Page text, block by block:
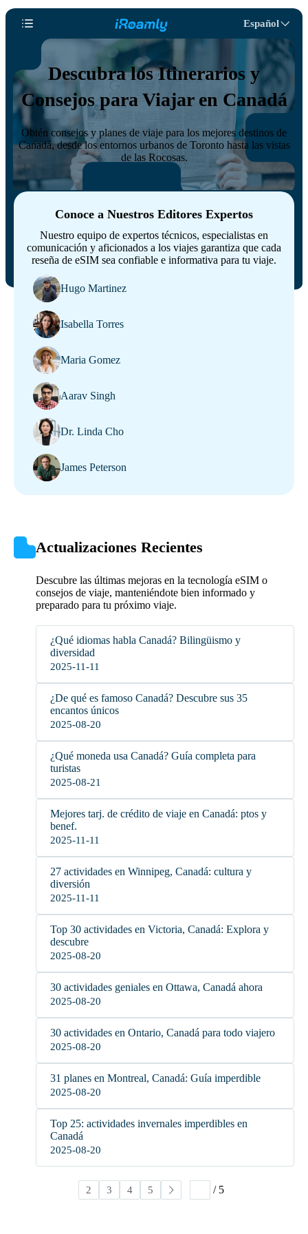
Español
Descubra los Itinerarios y
Consejos para Viajar en Canadá
Obtén consejos y planes de viaje para los mejores destinos de
Canadá, desde los entornos urbanos de Toronto hasta las vistas
de las Rocosas.
Conoce a Nuestros Editores Expertos
Nuestro equipo de expertos técnicos, especialistas en
comunicación y aficionados a los viajes garantiza que cada
reseña de eSIM sea confiable e informativa para tu viaje.
Hugo Martinez
Isabella Torres
Maria Gomez
Aarav Singh
Dr. Linda Cho
James Peterson
Actualizaciones Recientes
Descubre las últimas mejoras en la tecnología eSIM o
consejos de viaje, manteniéndote bien informado y
preparado para tu próximo viaje.
¿Qué idiomas habla Canadá? Bilingüismo y
diversidad
2025-11-11
¿De qué es famoso Canadá? Descubre sus 35
encantos únicos
2025-08-20
¿Qué moneda usa Canadá? Guía completa para
turistas
2025-08-21
Mejores tarj. de crédito de viaje en Canadá: ptos y
benef.
2025-11-11
27 actividades en Winnipeg, Canadá: cultura y
diversión
2025-11-11
Top 30 actividades en Victoria, Canadá: Explora y
descubre
2025-08-20
30 actividades geniales en Ottawa, Canadá ahora
2025-08-20
30 actividades en Ontario, Canadá para todo viajero
2025-08-20
31 planes en Montreal, Canadá: Guía imperdible
2025-08-20
Top 25: actividades invernales imperdibles en
Canadá
2025-08-20
2 3 4 5 / 5